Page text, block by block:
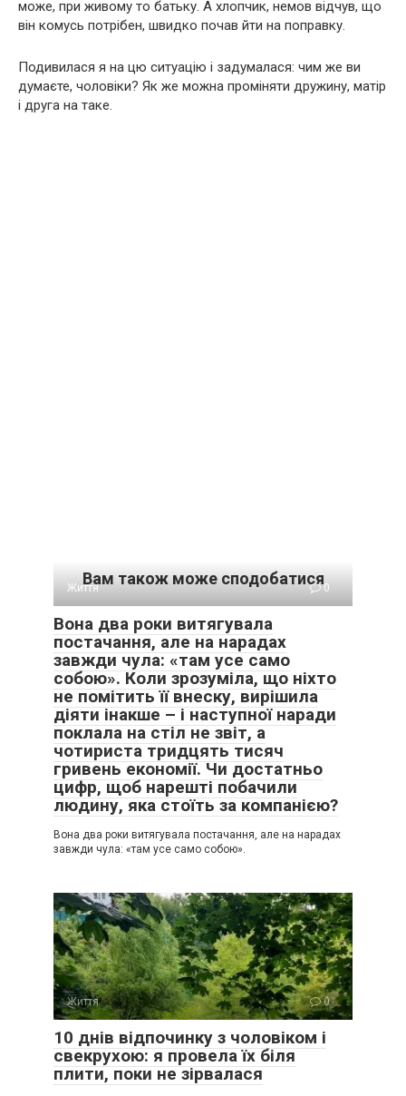
може, при живому то батьку. А хлопчик, немов відчув, що
він комусь потрібен, швидко почав йти на поправку.
Подивилася я на цю ситуацію і задумалася: чим же ви
думаєте, чоловіки? Як же можна проміняти дружину, матір
і друга на таке.
Вам також може сподобатися
Життя 0
Вона два роки витягувала
постачання, але на нарадах
завжди чула: «там усе само
собою». Коли зрозуміла, що ніхто
не помітить її внеску, вирішила
діяти інакше – і наступної наради
поклала на стіл не звіт, а
чотириста тридцять тисяч
гривень економії. Чи достатньо
цифр, щоб нарешті побачили
людину, яка стоїть за компанією?
Вона два роки витягувала постачання, але на нарадах
завжди чула: «там усе само собою».
Життя 0
10 днів відпочинку з чоловіком і
свекрухою: я провела їх біля
плити, поки не зірвалася